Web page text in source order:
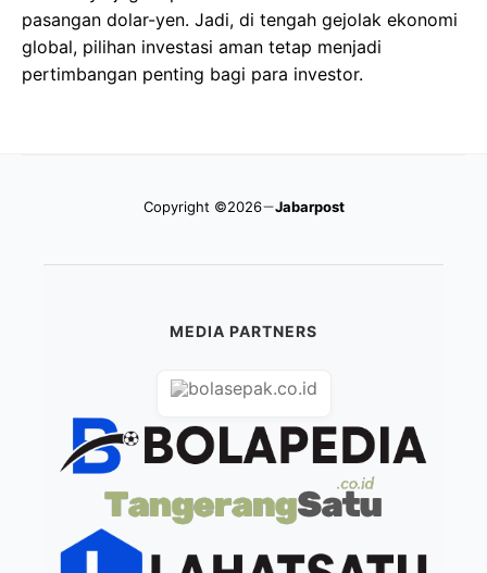
pasangan dolar-yen. Jadi, di tengah gejolak ekonomi
global, pilihan investasi aman tetap menjadi
pertimbangan penting bagi para investor.
Copyright ©2026 Jabarpost
MEDIA PARTNERS